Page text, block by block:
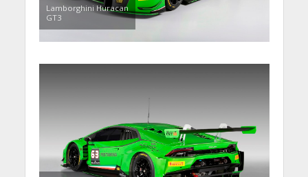
Lamborghini Huracan
GT3